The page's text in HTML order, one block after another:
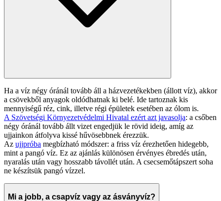
Ha a víz négy óránál tovább áll a házvezetékekben (állott víz), akkor
a csövekből anyagok oldódhatnak ki belé. Ide tartoznak kis
mennyiségű réz, cink, illetve régi épületek esetében az ólom is.
A Szövetségi Környezetvédelmi Hivatal ezért azt javasolja: a csőben
négy óránál tovább állt vizet engedjük le rövid ideig, amíg az
ujjainkon átfolyva kissé hűvösebbnek érezzük.
Az ujjpróba megbízható módszer: a friss víz érezhetően hidegebb,
mint a pangó víz. Ez az ajánlás különösen érvényes ébredés után,
nyaralás után vagy hosszabb távollét után. A csecsemőtápszert soha
ne készítsük pangó vízzel.
Mi a jobb, a csapvíz vagy az ásványvíz?